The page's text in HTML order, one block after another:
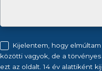
Kijelentem, hogy
közötti vagyok, de a
ezt az oldalt. 14 év alattiként